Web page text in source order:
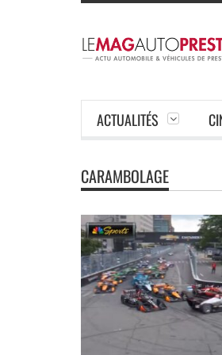
ACTUALITÉS
CARAMBOLAGE